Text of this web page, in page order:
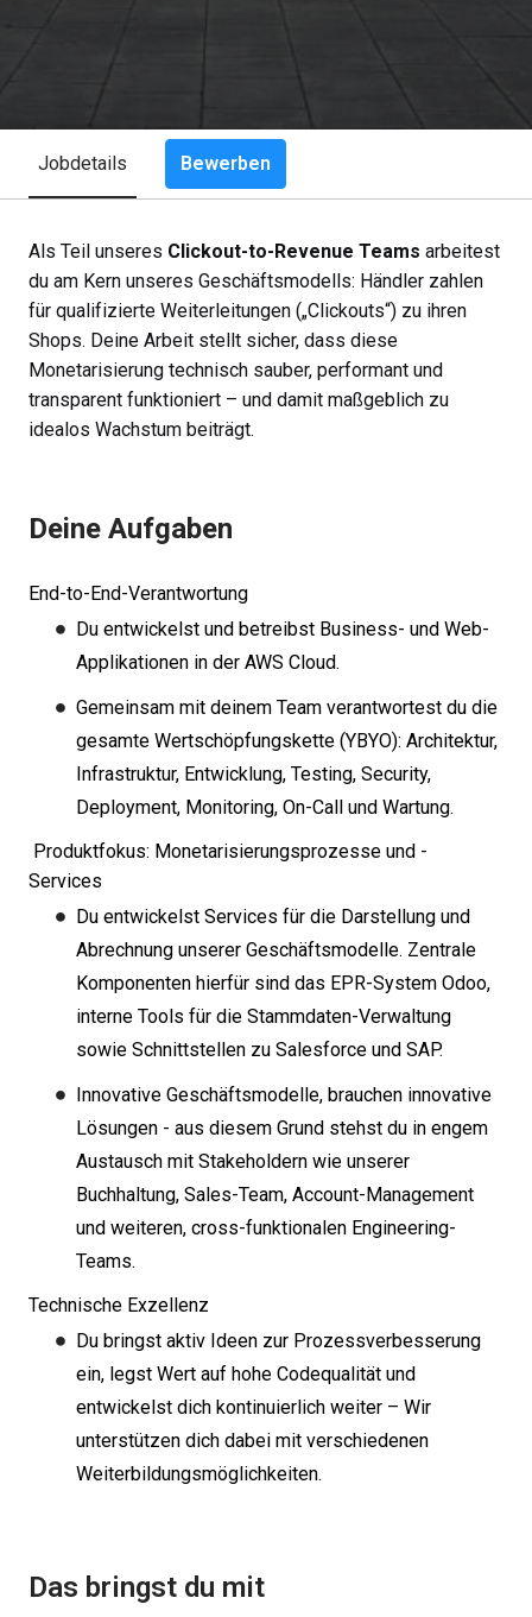
Jobdetails Bewerben
Als Teil unseres Clickout-to-Revenue Teams arbeitest
du am Kern unseres Geschäftsmodells: Händler zahlen
für qualifizierte Weiterleitungen („Clickouts“) zu ihren
Shops. Deine Arbeit stellt sicher, dass diese
Monetarisierung technisch sauber, performant und
transparent funktioniert – und damit maßgeblich zu
idealos Wachstum beiträgt.
Deine Aufgaben
End-to-End-Verantwortung
Du entwickelst und betreibst Business- und Web-
Applikationen in der AWS Cloud.
Gemeinsam mit deinem Team verantwortest du die
gesamte Wertschöpfungskette (YBYO): Architektur,
Infrastruktur, Entwicklung, Testing, Security,
Deployment, Monitoring, On-Call und Wartung.
Produktfokus: Monetarisierungsprozesse und -
Services
Du entwickelst Services für die Darstellung und
Abrechnung unserer Geschäftsmodelle. Zentrale
Komponenten hierfür sind das EPR-System Odoo,
interne Tools für die Stammdaten-Verwaltung
sowie Schnittstellen zu Salesforce und SAP.
Innovative Geschäftsmodelle, brauchen innovative
Lösungen - aus diesem Grund stehst du in engem
Austausch mit Stakeholdern wie unserer
Buchhaltung, Sales-Team, Account-Management
und weiteren, cross-funktionalen Engineering-
Teams.
Technische Exzellenz
Du bringst aktiv Ideen zur Prozessverbesserung
ein, legst Wert auf hohe Codequalität und
entwickelst dich kontinuierlich weiter – Wir
unterstützen dich dabei mit verschiedenen
Weiterbildungsmöglichkeiten.
Das bringst du mit